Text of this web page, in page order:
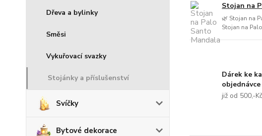
Dřeva a bylinky
Směsi
Vykuřovací svazky
Stojánky a příslušenství
Svíčky
Bytové dekorace
Stojan na
🌿 Stojan na
Stojan na
Dárek ke
objednávce
již od 500,-Kč